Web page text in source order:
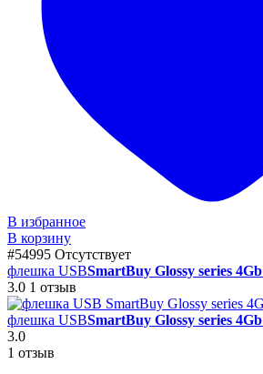
В избранное
В корзину
#54995 Отсутствует
флешка USBSmartBuy Glossy series 4Gb
3.0 1 отзыв
флешка USBSmartBuy Glossy series 4Gb
3.0
1 отзыв